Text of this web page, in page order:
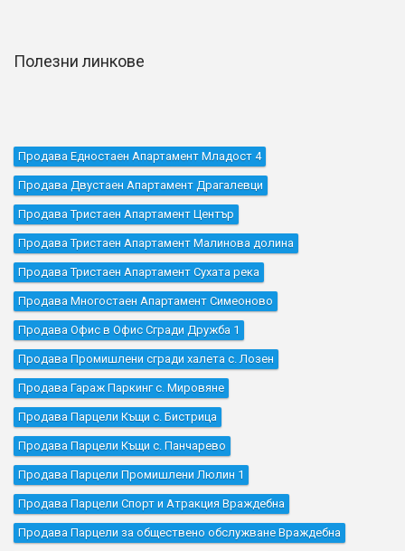
Полезни линкове
Продава Едностаен Апартамент Младост 4
Продава Двустаен Апартамент Драгалевци
Продава Тристаен Апартамент Център
Продава Тристаен Апартамент Малинова долина
Продава Тристаен Апартамент Сухата река
Продава Многостаен Апартамент Симеоново
Продава Офис в Офис Сгради Дружба 1
Продава Промишлени сгради халета с. Лозен
Продава Гараж Паркинг с. Мировяне
Продава Парцели Къщи с. Бистрица
Продава Парцели Къщи с. Панчарево
Продава Парцели Промишлени Люлин 1
Продава Парцели Спорт и Атракция Враждебна
Продава Парцели за обществено обслужване Враждебна